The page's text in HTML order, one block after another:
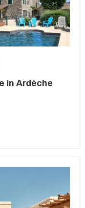
in Ardèche